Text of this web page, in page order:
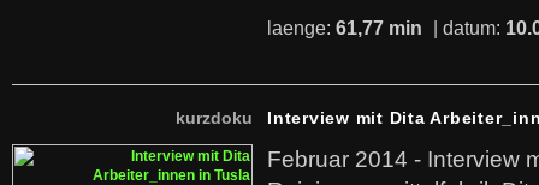
laenge: 61,77 min | datum:
kurzdoku Interview mit Dita
Februar 2014 - Interview